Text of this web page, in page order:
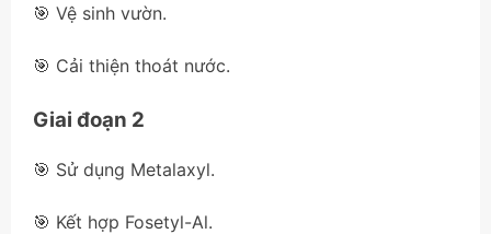
🎯 Vệ sinh vườn.
🎯 Cải thiện thoát nước.
Giai đoạn 2
🎯 Sử dụng Metalaxyl.
🎯 Kết hợp Fosetyl-Al.